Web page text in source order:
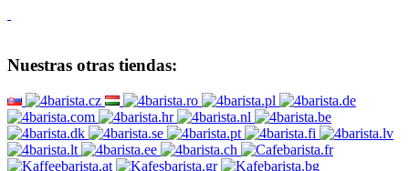
Nuestras otras tiendas: